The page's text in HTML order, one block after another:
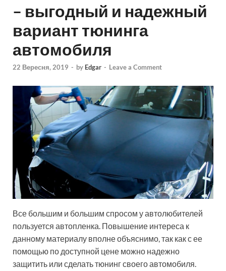
– выгодный и надежный
вариант тюнинга
автомобиля
22 Вересня, 2019 - by Edgar - Leave a Comment
Все большим и большим спросом у автолюбителей
пользуется автопленка. Повышение интереса к
данному материалу вполне объяснимо, так как с ее
помощью по доступной цене можно надежно
защитить или сделать тюнинг своего автомобиля.